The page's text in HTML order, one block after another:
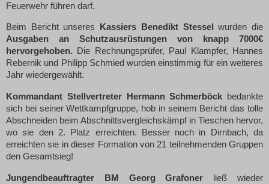
Feuerwehr führen darf.
Beim Bericht unseres Kassiers Benedikt Stessel
wurden die
Ausgaben an Schutzausrüstungen von knapp 7000€
hervorgehoben. Die Rechnungsprüfer, Paul Klampfer, Hannes
Rebernik und Philipp Schmied wurden einstimmig für ein weiteres
Jahr wiedergewählt.
Kommandant Stellvertreter Hermann Schmerböck bedankte
sich bei seiner Wettkampfgruppe, hob in seinem Bericht das tolle
Abschneiden beim Abschnittsvergleichskämpf in Tieschen hervor,
wo sie den 2. Platz erreichten. Besser noch in Dirnbach, da
erreichten sie in dieser Formation von 21 teilnehmenden Gruppen
den Gesamtsieg!
Jungendbeauftragter BM Georg Grafoner ließ wieder